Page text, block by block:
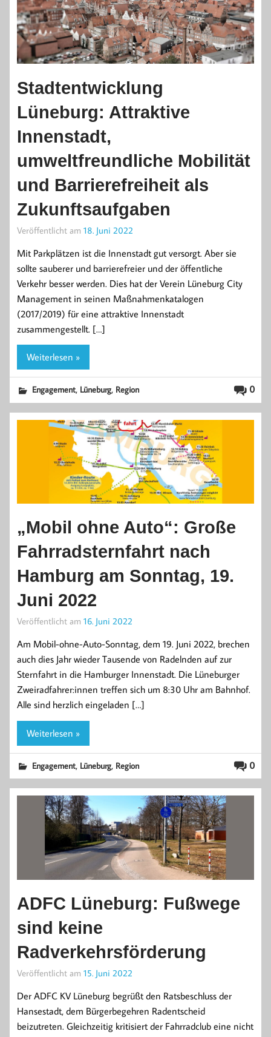
Stadtentwicklung
Lüneburg: Attraktive
Innenstadt,
umweltfreundliche Mobilität
und Barrierefreiheit als
Zukunftsaufgaben
Veröffentlicht am 18. Juni 2022
Mit Parkplätzen ist die Innenstadt gut versorgt. Aber sie
sollte sauberer und barrierefreier und der öffentliche
Verkehr besser werden. Dies hat der Verein Lüneburg City
Management in seinen Maßnahmenkatalogen
(2017/2019) für eine attraktive Innenstadt
zusammengestellt. […]
Weiterlesen »
0
Engagement, Lüneburg, Region
„Mobil ohne Auto“: Große
Fahrradsternfahrt nach
Hamburg am Sonntag, 19.
Juni 2022
Veröffentlicht am 16. Juni 2022
Am Mobil-ohne-Auto-Sonntag, dem 19. Juni 2022, brechen
auch dies Jahr wieder Tausende von Radelnden auf zur
Sternfahrt in die Hamburger Innenstadt. Die Lüneburger
Zweiradfahrer:innen treffen sich um 8:30 Uhr am Bahnhof.
Alle sind herzlich eingeladen […]
Weiterlesen »
0
Engagement, Lüneburg, Region
ADFC Lüneburg: Fußwege
sind keine
Radverkehrsförderung
Veröffentlicht am 15. Juni 2022
Der ADFC KV Lüneburg begrüßt den Ratsbeschluss der
Hansestadt, dem Bürgerbegehren Radentscheid
beizutreten. Gleichzeitig kritisiert der Fahrradclub eine nicht